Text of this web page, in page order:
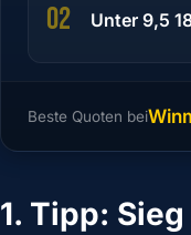
02 Unter 9,5
Beste Quoten bei
1. Tipp: